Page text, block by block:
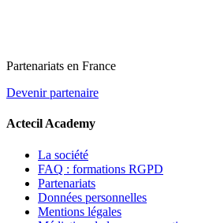
Partenariats en France
Devenir partenaire
Actecil Academy
La société
FAQ : formations RGPD
Partenariats
Données personnelles
Mentions légales